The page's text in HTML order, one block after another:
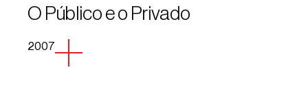
O Público e o Privado
2007